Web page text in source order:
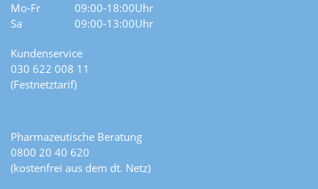
Mo-Fr
09:00-18:00Uhr
Sa
09:00-13:00Uhr
Kundenservice
030 622 008 11
(Festnetztarif)
Pharmazeutische Beratung
0800 20 40 620
(kostenfrei aus dem dt. Netz)